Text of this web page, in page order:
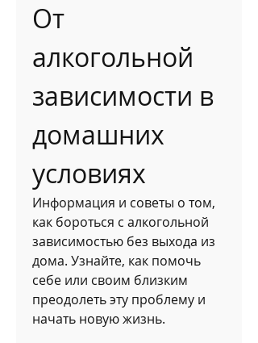
От
алкогольной
зависимости в
домашних
условиях
Информация и советы о том,
как бороться с алкогольной
зависимостью без выхода из
дома. Узнайте, как помочь
себе или своим близким
преодолеть эту проблему и
начать новую жизнь.